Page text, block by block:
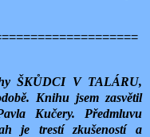
ŠKŮDCI V TALÁRU,
Knihu jsem zasvětil
Kučery. Předmluvu
je trestí zkušeností a